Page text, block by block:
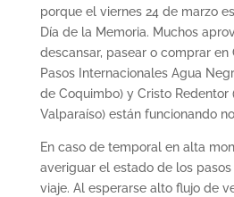
porque el viernes 24 de marzo
Día de la Memoria. Muchos
descansar, pasear o comprar en
Pasos Internacionales Agua
de Coquimbo) y Cristo Redentor
Valparaíso) están funcionando
En caso de temporal en alta
averiguar el estado de los
viaje. Al esperarse alto flujo de